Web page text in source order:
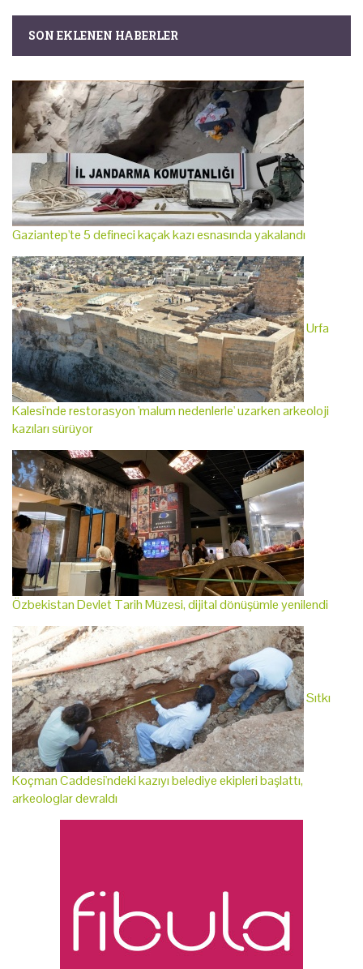
SON EKLENEN HABERLER
Gaziantep'te 5 defineci kaçak kazı esnasında yakalandı
Urfa
Kalesi'nde restorasyon 'malum nedenlerle' uzarken arkeoloji
kazıları sürüyor
Özbekistan Devlet Tarih Müzesi, dijital dönüşümle yenilendi
Sıtkı
Koçman Caddesi'ndeki kazıyı belediye ekipleri başlattı,
arkeologlar devraldı